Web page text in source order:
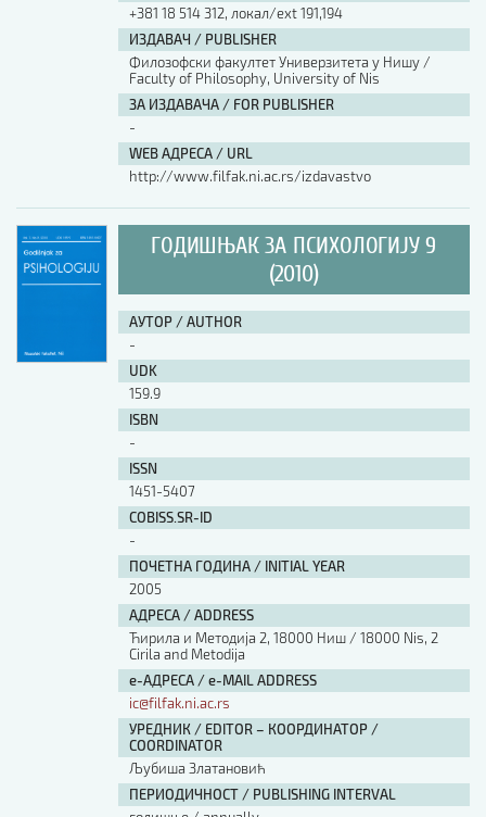
+381 18 514 312, локал/ext 191,194
ИЗДАВАЧ / PUBLISHER
Филозофски факултет Универзитета у Нишу /
Faculty of Philosophy, University of Nis
ЗА ИЗДАВАЧА / FOR PUBLISHER
-
WEB АДРЕСА / URL
http://www.filfak.ni.ac.rs/izdavastvo
ГОДИШЊАК ЗА ПСИХОЛОГИЈУ 9
(2010)
АУТОР / AUTHOR
-
UDK
159.9
ISBN
-
ISSN
1451-5407
COBISS.SR-ID
-
ПОЧЕТНА ГОДИНА / INITIAL YEAR
2005
АДРЕСА / ADDRESS
Ћирила и Методија 2, 18000 Ниш / 18000 Nis, 2
Cirila and Metodija
е-АДРЕСА / e-MAIL ADDRESS
ic@filfak.ni.ac.rs
УРЕДНИК / EDITOR – КООРДИНАТОР /
COORDINATOR
Љубиша Златановић
ПЕРИОДИЧНОСТ / PUBLISHING INTERVAL